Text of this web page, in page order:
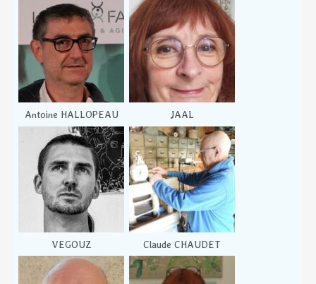
Antoine HALLOPEAU JAAL
VEGOUZ Claude CHAUDET